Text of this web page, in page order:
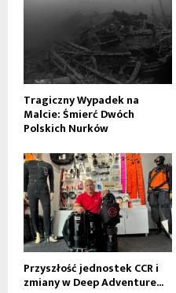
Tragiczny Wypadek na
Malcie: Śmierć Dwóch
Polskich Nurków
Przyszłość jednostek CCR i
zmiany w Deep Adventure...